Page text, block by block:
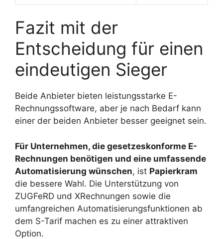
Fazit mit der
Entscheidung für einen
eindeutigen Sieger
Beide Anbieter bieten leistungsstarke E-
Rechnungssoftware, aber je nach Bedarf kann
einer der beiden Anbieter besser geeignet sein.
Für Unternehmen, die gesetzeskonforme E-
Rechnungen benötigen und eine umfassende
Automatisierung wünschen, ist Papierkram
die bessere Wahl. Die Unterstützung von
ZUGFeRD und XRechnungen sowie die
umfangreichen Automatisierungsfunktionen ab
dem S-Tarif machen es zu einer attraktiven
Option.